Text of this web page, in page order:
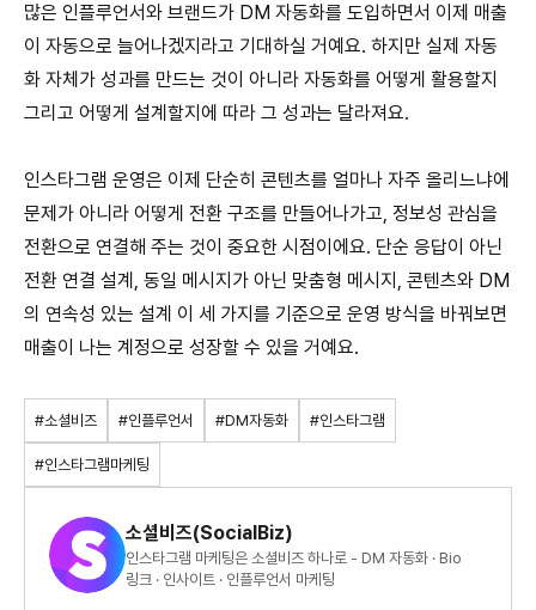
많은 인플루언서와 브랜드가 DM 자동화를 도입하면서 이제 매출
이 자동으로 늘어나겠지라고 기대하실 거예요. 하지만 실제 자동
화 자체가 성과를 만드는 것이 아니라 자동화를 어떻게 활용할지
그리고 어떻게 설계할지에 따라 그 성과는 달라져요.
인스타그램 운영은 이제 단순히 콘텐츠를 얼마나 자주 올리느냐에
문제가 아니라 어떻게 전환 구조를 만들어나가고, 정보성 관심을
전환으로 연결해 주는 것이 중요한 시점이에요. 단순 응답이 아닌
전환 연결 설계, 동일 메시지가 아닌 맞춤형 메시지, 콘텐츠와 DM
의 연속성 있는 설계 이 세 가지를 기준으로 운영 방식을 바꿔보면
매출이 나는 계정으로 성장할 수 있을 거예요.
#소셜비즈 #인플루언서 #DM자동화 #인스타그램
#인스타그램마케팅
소셜비즈(SocialBiz)
인스타그램 마케팅은 소셜비즈 하나로 - DM 자동화 · Bio
링크 · 인사이트 · 인플루언서 마케팅